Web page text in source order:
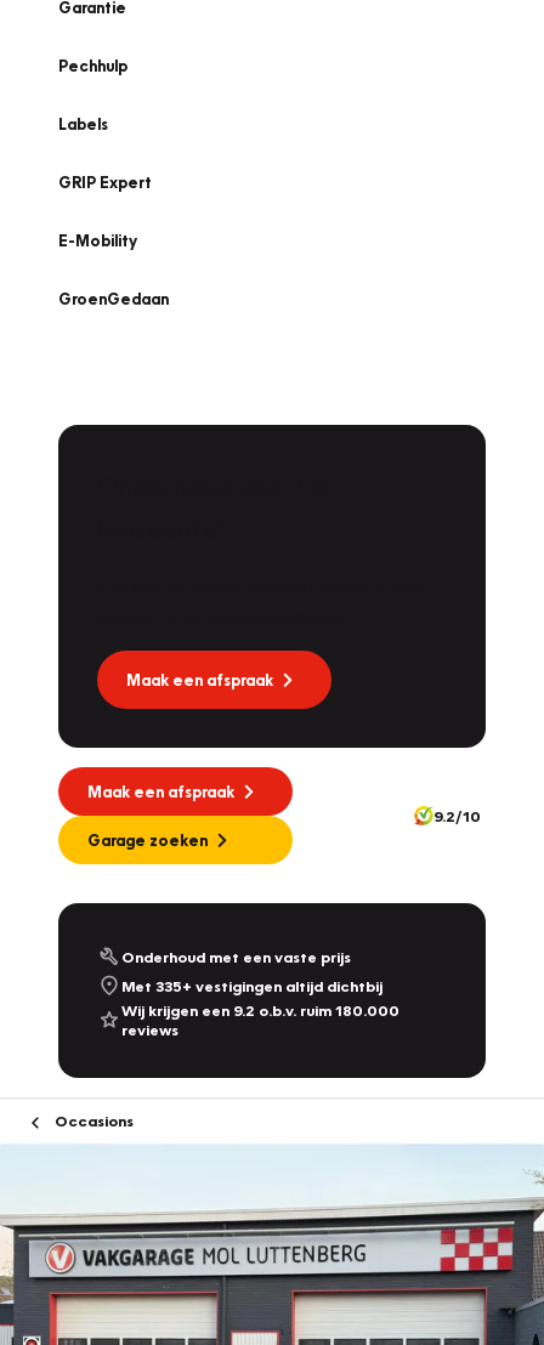
Garantie
Pechhulp
Labels
GRIP Expert
E-Mobility
GroenGedaan
Maak een afspraak
Maak een afspraak
Garage zoeken
9.2/10
Onderhoud met een vaste prijs
Met 335+ vestigingen altijd dichtbij
Wij krijgen een 9.2 o.b.v. ruim 180.000
reviews
Occasions